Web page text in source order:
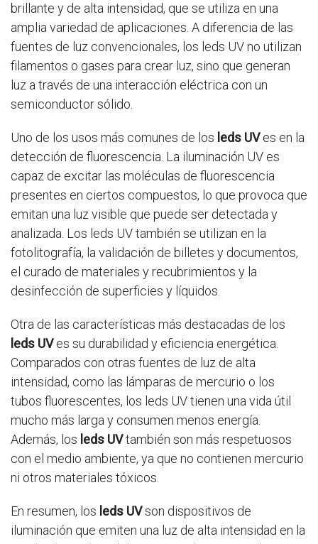
brillante y de alta intensidad, que se utiliza en una
amplia variedad de aplicaciones. A diferencia de las
fuentes de luz convencionales, los leds UV no utilizan
filamentos o gases para crear luz, sino que generan
luz a través de una interacción eléctrica con un
semiconductor sólido.
Uno de los usos más comunes de los leds UVes en la
detección de fluorescencia. La iluminación UV es
capaz de excitar las moléculas de fluorescencia
presentes en ciertos compuestos, lo que provoca que
emitan una luz visible que puede ser detectada y
analizada. Los leds UV también se utilizan en la
fotolitografía, la validación de billetes y documentos,
el curado de materiales y recubrimientos y la
desinfección de superficies y líquidos.
Otra de las características más destacadas de los
leds UVes su durabilidad y eficiencia energética.
Comparados con otras fuentes de luz de alta
intensidad, como las lámparas de mercurio o los
tubos fluorescentes, los leds UV tienen una vida útil
mucho más larga y consumen menos energía.
Además, los leds UVtambién son más respetuosos
con el medio ambiente, ya que no contienen mercurio
ni otros materiales tóxicos.
En resumen, los leds UVson dispositivos de
iluminación que emiten una luz de alta intensidad en la